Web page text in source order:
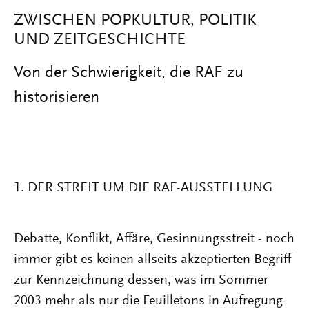
ZWISCHEN POPKULTUR, POLITIK
UND ZEITGESCHICHTE
Von der Schwierigkeit, die RAF zu
historisieren
1. DER STREIT UM DIE RAF-AUSSTELLUNG
Debatte, Konflikt, Affäre, Gesinnungsstreit - noch
immer gibt es keinen allseits akzeptierten Begriff
zur Kennzeichnung dessen, was im Sommer
2003 mehr als nur die Feuilletons in Aufregung